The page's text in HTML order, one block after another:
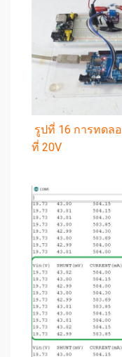
รูปที่ 16 การทดล
ที่ 20V